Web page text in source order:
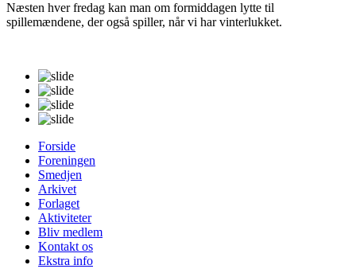
Næsten hver fredag kan man om formiddagen lytte til
spillemændene, der også spiller, når vi har vinterlukket.
Forside
Foreningen
Smedjen
Arkivet
Forlaget
Aktiviteter
Bliv medlem
Kontakt os
Ekstra info